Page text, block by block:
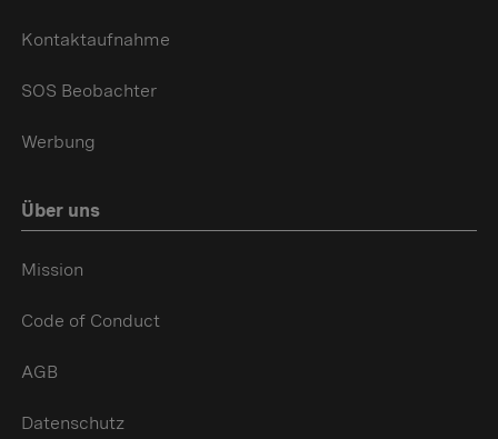
Kontaktaufnahme
SOS Beobachter
Werbung
Über uns
Mission
Code of Conduct
AGB
Datenschutz